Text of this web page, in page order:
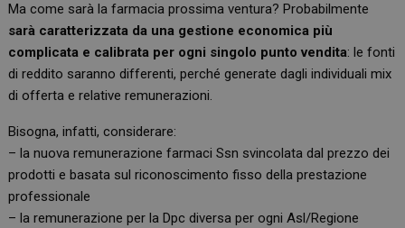
Ma come sarà la farmacia prossima ventura? Probabilmente
sarà caratterizzata da una gestione economica più
complicata e calibrata per ogni singolo punto vendita: le fonti
di reddito saranno differenti, perché generate dagli individuali mix
di offerta e relative remunerazioni.
Bisogna, infatti, considerare:
– la nuova remunerazione farmaci Ssn svincolata dal prezzo dei
prodotti e basata sul riconoscimento fisso della prestazione
professionale
– la remunerazione per la Dpc diversa per ogni Asl/Regione